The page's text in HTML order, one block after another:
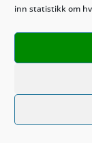
inn statistikk om